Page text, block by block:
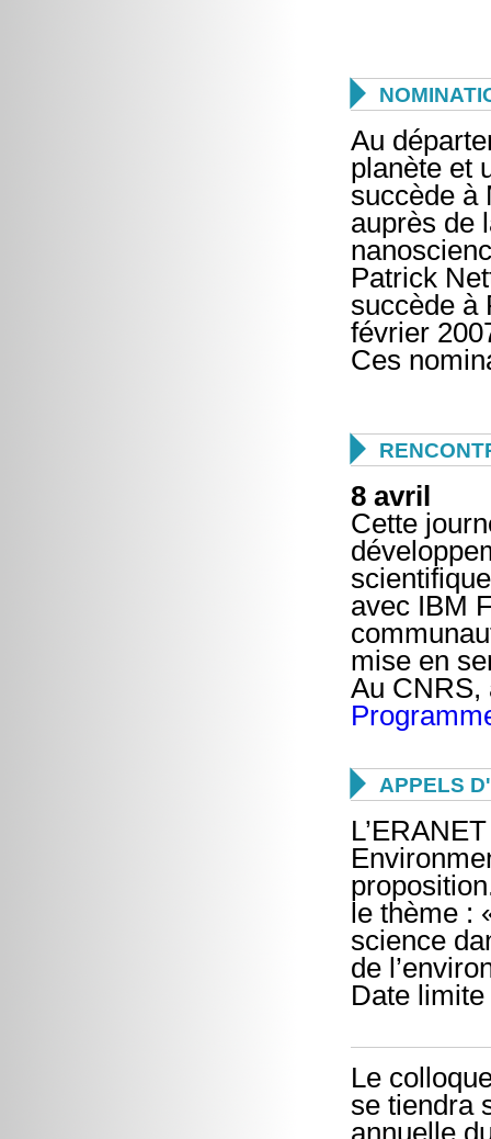

Au
planète et
succède à
auprès de
Patrick
succède à
février
Ces

8 avril
Cette
avec IBM
mise en
Au CNRS,
 APPELS
le thème :
science
de
Date
Le
se tiendra
annuelle